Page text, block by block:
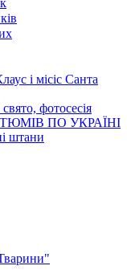
і місіс Санта
фотосесія
ПО УКРАЇНІ
штани